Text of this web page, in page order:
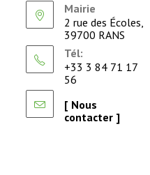
Mairie
2 rue des Écoles,
39700 RANS
Tél:
+33 3 84 71 17
56
[ Nous
contacter ]